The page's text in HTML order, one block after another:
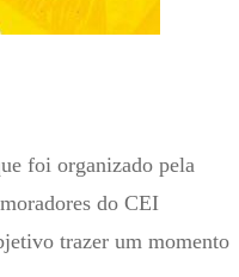
foi organizado pela
do CEI
trazer um momento